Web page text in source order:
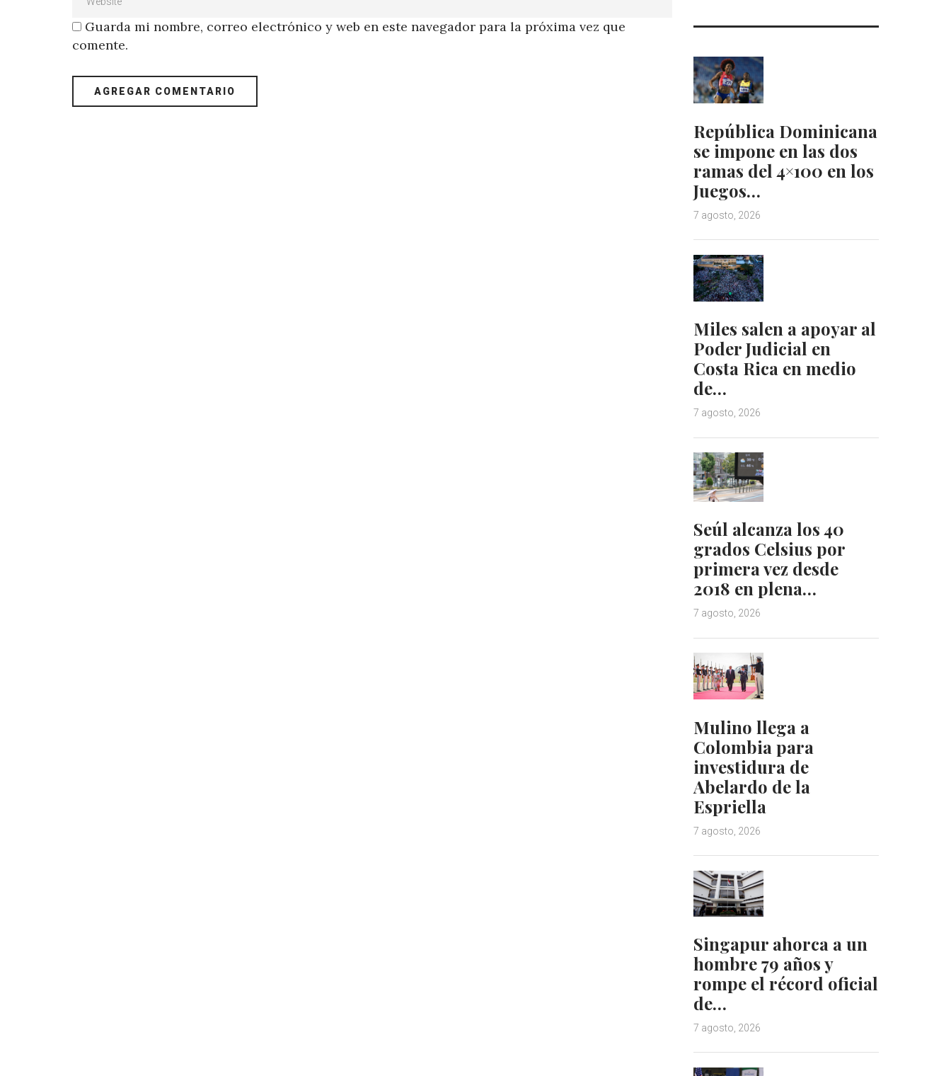
Guarda mi nombre, correo electrónico y web en este navegador para la próxima vez que
comente.
República Dominicana
se impone en las dos
ramas del 4×100 en los
Juegos…
7 agosto, 2026
Miles salen a apoyar al
Poder Judicial en
Costa Rica en medio
de…
7 agosto, 2026
Seúl alcanza los 40
grados Celsius por
primera vez desde
2018 en plena…
7 agosto, 2026
Mulino llega a
Colombia para
investidura de
Abelardo de la
Espriella
7 agosto, 2026
Singapur ahorca a un
hombre 79 años y
rompe el récord oficial
de…
7 agosto, 2026